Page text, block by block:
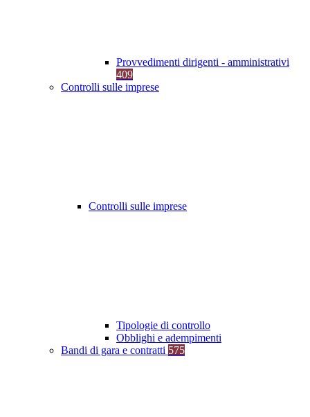
Provvedimenti dirigenti - amministrativi
409
Controlli sulle imprese
Controlli sulle imprese
Tipologie di controllo
Obblighi e adempimenti
Bandi di gara e contratti 575